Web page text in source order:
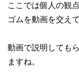
ここでは個人の観
ゴムを動画を交え
動画で説明しても
ますね。